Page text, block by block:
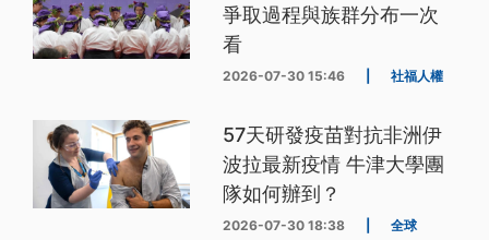
爭取過程與族群分布一次
看
2026-07-30 15:46 社福人權
57天研發疫苗對抗非洲伊
波拉最新疫情 牛津大學團
隊如何辦到？
2026-07-30 18:38 全球